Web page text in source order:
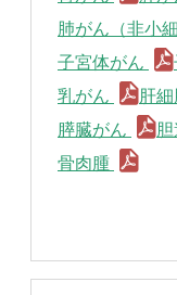
肺がん（非小
子宮体がん
乳がん
肝
膵臓がん
骨肉腫